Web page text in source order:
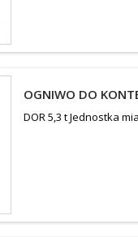
OGNIWO DO
DOR 5,3 t Jednostka